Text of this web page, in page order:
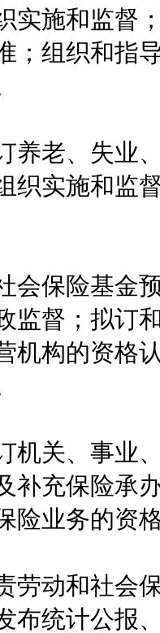
实施和监督
；组织和指
老、失业、
织实施和监
保险基金预
监督；拟订
机构的资格
关、事业、
补充保险承
险业务的资
动和社会保
布统计公报